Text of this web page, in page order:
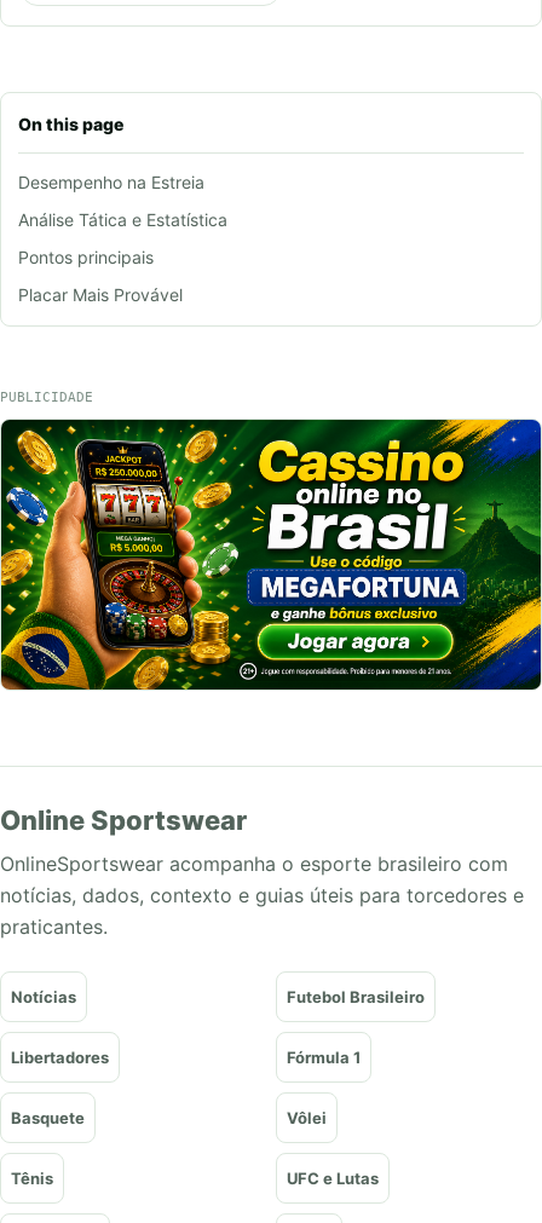
On this page
Desempenho na Estreia
Análise Tática e Estatística
Pontos principais
Placar Mais Provável
PUBLICIDADE
Online Sportswear
OnlineSportswear acompanha o esporte brasileiro com
notícias, dados, contexto e guias úteis para torcedores e
praticantes.
Notícias Futebol Brasileiro
Libertadores Fórmula 1
Basquete Vôlei
Tênis UFC e Lutas